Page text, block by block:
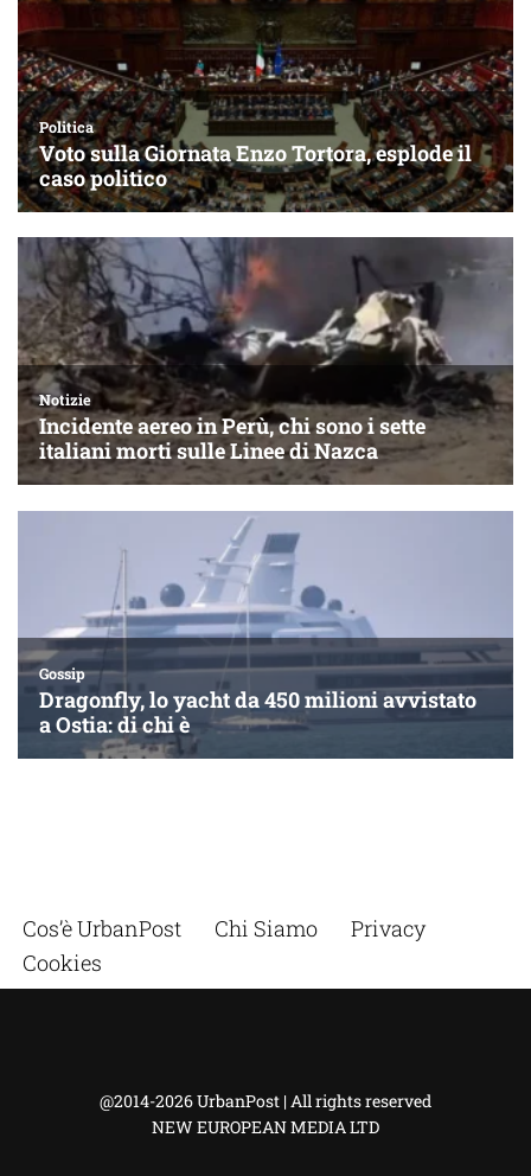
Cos’è UrbanPost Chi Siamo
Privacy
Cookies
@2014-2026 UrbanPost | All rights reserved
NEW EUROPEAN MEDIA LTD